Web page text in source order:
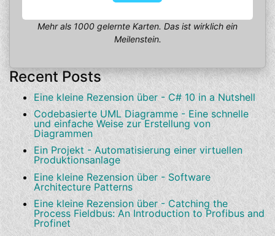
Mehr als 1000 gelernte Karten. Das ist wirklich ein
Meilenstein.
Recent Posts
Eine kleine Rezension über - C# 10 in a Nutshell
Codebasierte UML Diagramme - Eine schnelle
und einfache Weise zur Erstellung von
Diagrammen
Ein Projekt - Automatisierung einer virtuellen
Produktionsanlage
Eine kleine Rezension über - Software
Architecture Patterns
Eine kleine Rezension über - Catching the
Process Fieldbus: An Introduction to Profibus and
Profinet